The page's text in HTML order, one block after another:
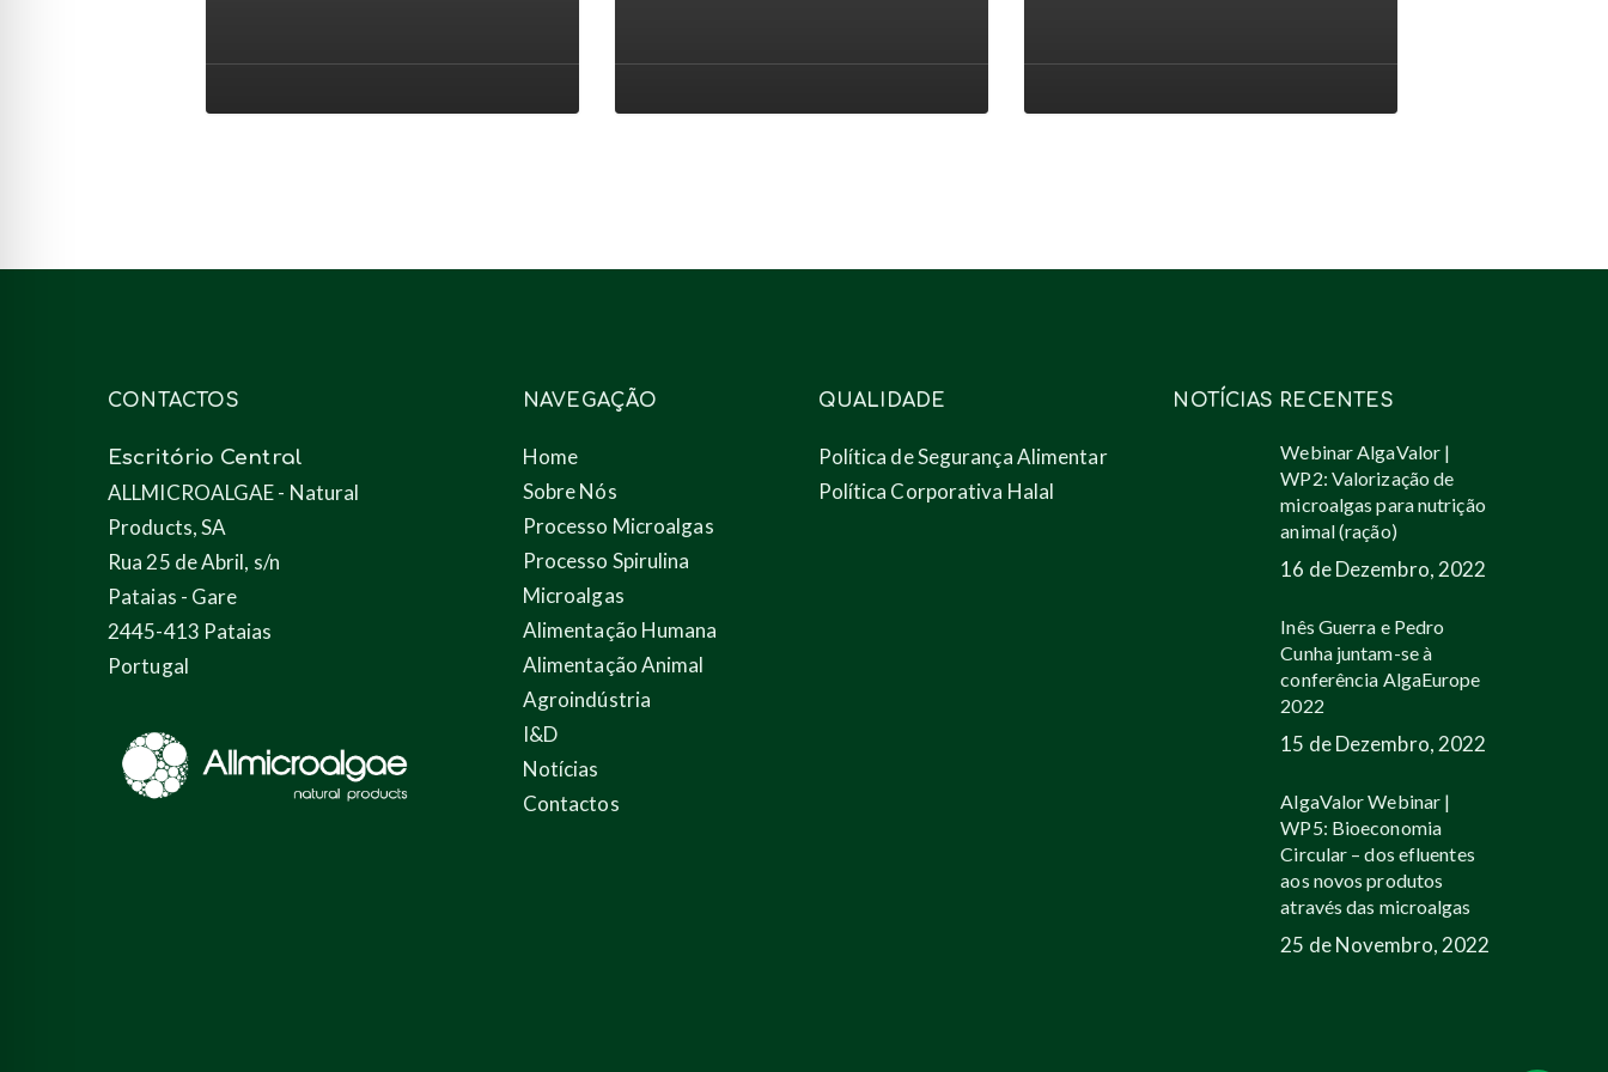
animal
AlgaEurope
aos
CONTACTOS
Escritório Central
ALLMICROALGAE - Natural
Products, SA
Rua 25 de Abril, s/n
Pataias - Gare
2445-413 Pataias
Portugal
NAVEGAÇÃO
Home
Sobre Nós
Processo Microalgas
Processo Spirulina
Microalgas
Alimentação Humana
Alimentação Animal
Agroindústria
I&D
Notícias
Contactos
QUALIDADE
Política de Segurança Alimentar
Política Corporativa Halal
NOTÍCIAS RECENTES
Webinar AlgaValor |
WP2: Valorização de
microalgas para nutrição
animal (ração)
16 de Dezembro, 2022
Inês Guerra e Pedro
Cunha juntam-se à
conferência AlgaEurope
2022
15 de Dezembro, 2022
AlgaValor Webinar |
WP5: Bioeconomia
Circular – dos efluentes
aos novos produtos
através das microalgas
25 de Novembro, 2022